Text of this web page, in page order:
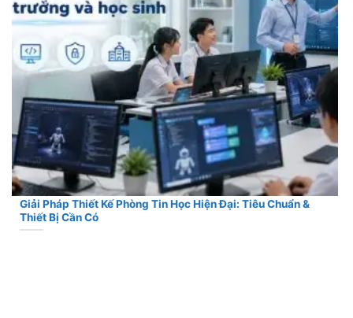
Giải Pháp Thiết Kế Phòng Tin Học Hiện Đại: Tiêu Chuẩn &
Thiết Bị Cần Có